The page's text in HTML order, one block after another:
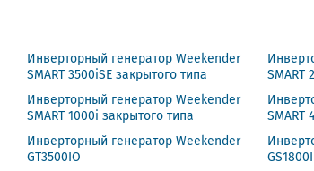
Инверторный генератор Weekender
SMART 3500iSE закрытого типа
SMART
Инверторный генератор Weekender
SMART 1000i закрытого типа
SMART
Инверторный генератор Weekender
GT3500IO
GS1800I